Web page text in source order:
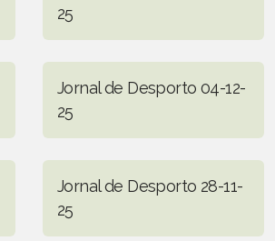
25
Jornal de Desporto 04-12-
25
Jornal de Desporto 28-11-
25